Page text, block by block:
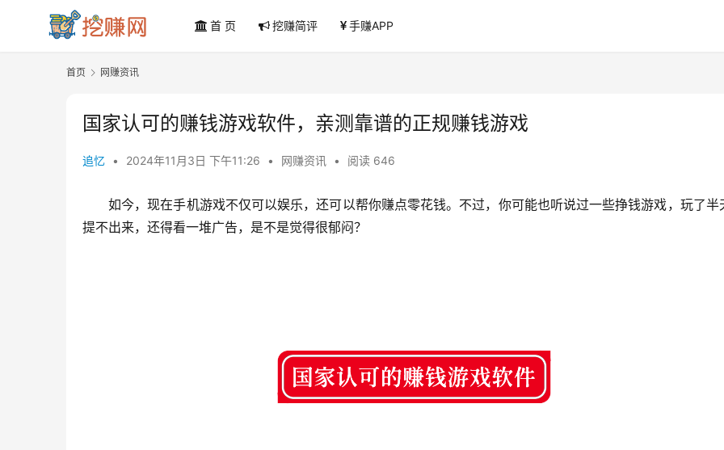
首 页 挖赚简评 手赚APP
首页 网赚资讯
国家认可的赚钱游戏软件，亲测靠谱的正规赚钱游戏
追忆 • 2024年11月3日 下午11:26 • 网赚资讯 • 阅读 646
如今，现在手机游戏不仅可以娱乐，还可以帮你赚点零花钱。不过，你可能也听说过一些挣钱游戏，玩了半
提不出来，还得看一堆广告，是不是觉得很郁闷？